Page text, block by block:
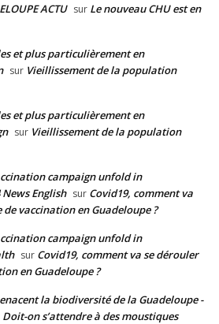
ACTU sur Le nouveau CHU est en
et plus particulièrement en
sur Vieillissement de la population
et plus particulièrement en
sur Vieillissement de la population
campaign unfold in
English sur Covid19, comment va
vaccination en Guadeloupe ?
campaign unfold in
sur Covid19, comment va se dérouler
en Guadeloupe ?
la biodiversité de la Guadeloupe -
Doit-on s’attendre à des moustiques